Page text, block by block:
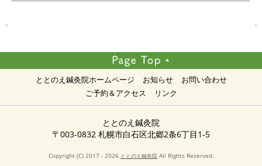
ととのえ鍼灸院ホームページ お知らせ
お問い合わせ
ご予約＆アクセス
リンク
ととのえ鍼灸院
〒003-0832 札幌市白石区北郷2条6丁目1-5
Copyright (C) 2017 - 2026 ととのえ鍼灸院All Rights Reserved.